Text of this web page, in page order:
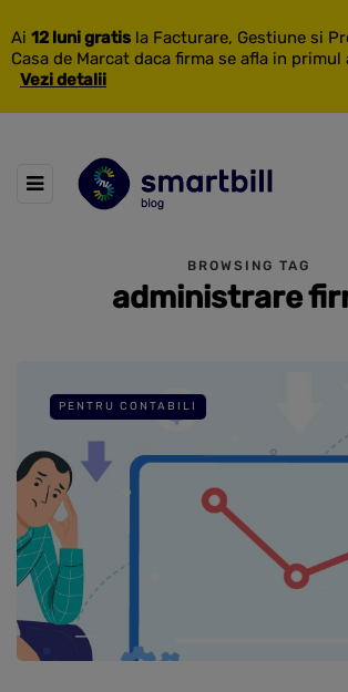
Ai 12 luni gratis la Facturare, Gestiune si
Casa de Marcat daca firma se afla in
Vezi detalii
BROWSING TAG
administrare
PENTRU CONTABILI